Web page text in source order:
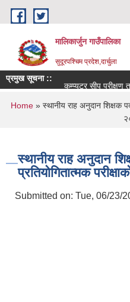
Skip to main content
मालिकार्जुन गाउँपालिका
सुदूरपश्चिम प्रदेश,दार्चुला
प्रमुख सूचना ::
कम्प्युटर सीप परीक्षण तथा
You are here
Home» स्थानीय राह अनुदान शिक्षक
स्थानीय राह अनुदान
प्रतियोगितात्मक
Submitted on: Tue, 06/23/